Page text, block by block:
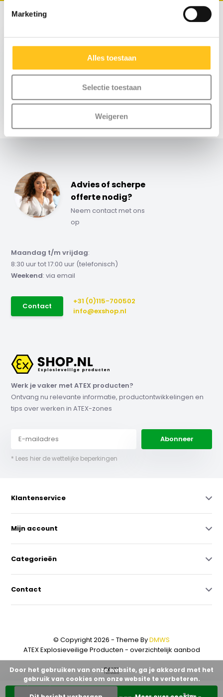
Marketing
Alles toestaan
Selectie toestaan
Weigeren
Recent bekeken
€ 3.190,-
Advies of scherpe
offerte nodig?
Neem contact met ons
op
Maandag t/m vrijdag:
8:30 uur tot 17:00 uur (telefonisch)
Weekend: via email
Contact
+31 (0)115-700502
info@exshop.nl
Werk je vaker met ATEX producten?
Ontvang nu relevante informatie, productontwikkelingen en
tips over werken in ATEX-zones
Abonneer
* Lees hier de wettelijke beperkingen
Klantenservice
Mijn account
Categorieën
Contact
© Copyright 2026 - Theme ByDMWS
ATEX Explosieveilige Producten - overzichtelijk aanbod
Door het gebruiken van onze website, ga je akkoord met het
gebruik van cookies om onze website te verbeteren.